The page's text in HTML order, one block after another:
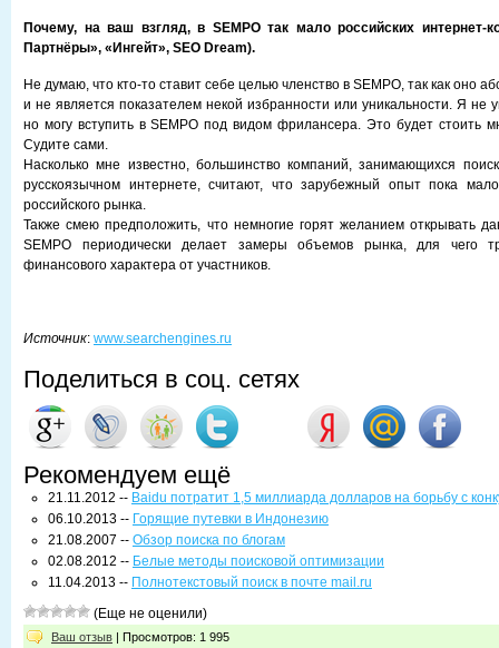
Почему, на ваш взгляд, в SEMPO так мало российских интернет-
Партнёры», «Ингейт», SEO Dream).
Не думаю, что кто-то ставит себе целью членство в SEMPO, так как оно
и не является показателем некой избранности или уникальности. Я не
но могу вступить в SEMPO под видом фрилансера. Это будет стоить
Судите сами.
Насколько мне известно, большинство компаний, занимающихся
русскоязычном интернете, считают, что зарубежный опыт пока
российского рынка.
Также смею предположить, что немногие горят желанием открывать
SEMPO периодически делает замеры объемов рынка, для чего
финансового характера от участников.
Источник: www.searchengines.ru
Поделиться в соц. сетях
Рекомендуем ещё
21.11.2012 -- Baidu потратит 1,5 миллиарда долларов на борьбу с
06.10.2013 -- Горящие путевки в Индонезию
21.08.2007 -- Обзор поиска по блогам
02.08.2012 -- Белые методы поисковой оптимизации
11.04.2013 -- Полнотекстовый поиск в почте mail.ru
(Еще не оценили)
Ваш отзыв | Просмотров: 1 995